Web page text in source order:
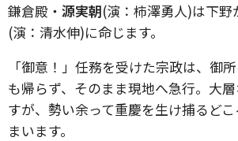
鎌倉殿・ 源実朝(演：柿澤勇人)は下野
(演：清水伸)に命じます。
「御意！」任務を受けた宗政は、御
も帰らず、そのまま現地へ急行。大
すが、勢い余って重慶を生け捕るど
まいます。